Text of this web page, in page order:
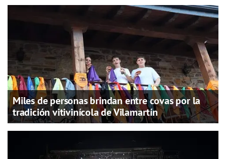
Miles de personas brindan entre covas por la
tradición vitivinícola de Vilamartín